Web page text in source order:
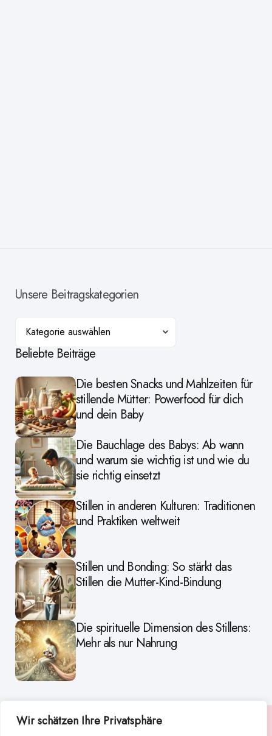
Wir schätzen Ihre Privatsphäre
Unsere Beitragskategorien
Beliebte Beiträge
Die besten Snacks und Mahlzeiten für
stillende Mütter: Powerfood für dich
und dein Baby
Die Bauchlage des Babys: Ab wann
und warum sie wichtig ist und wie du
sie richtig einsetzt
Stillen in anderen Kulturen: Traditionen
und Praktiken weltweit
Stillen und Bonding: So stärkt das
Stillen die Mutter-Kind-Bindung
Die spirituelle Dimension des Stillens:
Mehr als nur Nahrung
Suche